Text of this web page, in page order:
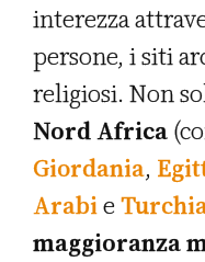
interezza
persone, i siti
religiosi. Non
Nord Africa
Giordania,
Arabie
maggioranza